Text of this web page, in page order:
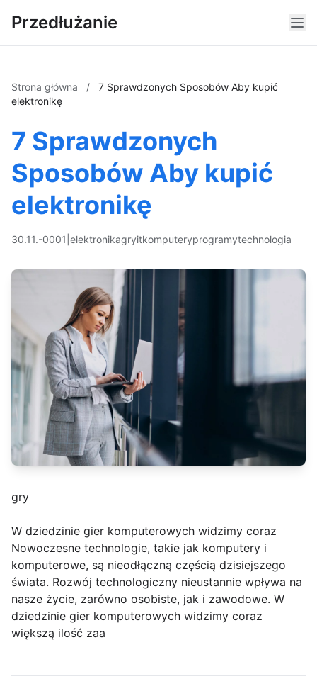
Przedłużanie
Strona główna /
7 Sprawdzonych Sposobów Aby kupić
elektronikę
7 Sprawdzonych
Sposobów Aby kupić
elektronikę
30.11.-0001 elektronikagryitkomputeryprogramytechnologia
gry
W dziedzinie gier komputerowych widzimy coraz
Nowoczesne technologie, takie jak komputery i
komputerowe, są nieodłączną częścią dzisiejszego
świata. Rozwój technologiczny nieustannie wpływa na
nasze życie, zarówno osobiste, jak i zawodowe. W
dziedzinie gier komputerowych widzimy coraz
większą ilość zaa